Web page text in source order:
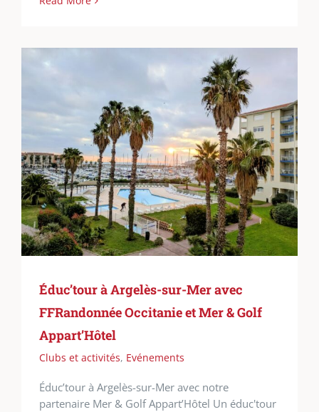
Éduc’tour à Argelès-sur-Mer avec
FFRandonnée Occitanie et Mer & Golf
Appart’Hôtel
Clubs et activités, Evénements
Éduc’tour à Argelès-sur-Mer avec notre
partenaire Mer & Golf Appart’Hôtel Un éduc'tour